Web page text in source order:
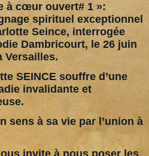
à cœur ouvert# 1 »:
spirituel exceptionnel
Seince, interrogée
Dambricourt, le 26 juin
Versailles.
SEINCE souffre d’une
invalidante et
sens à sa vie par l’union à